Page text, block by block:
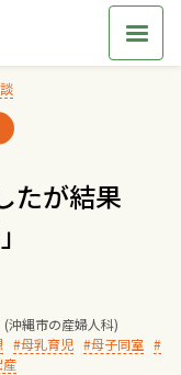
たが結果
(沖縄市の産婦人科)
母乳育児
母子同室
産
理念